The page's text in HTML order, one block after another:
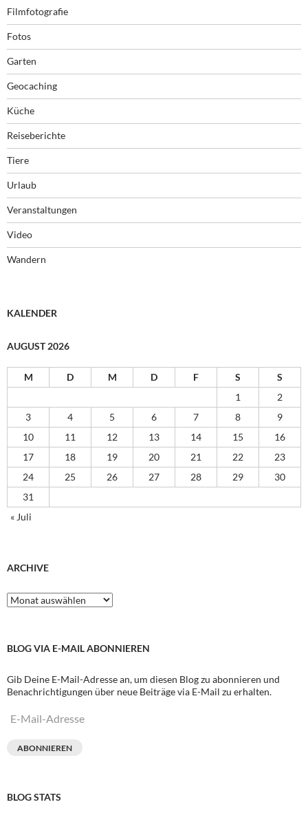
Filmfotografie
Fotos
Garten
Geocaching
Küche
Reiseberichte
Tiere
Urlaub
Veranstaltungen
Video
Wandern
KALENDER
AUGUST 2026
M D M D F S
S
1
2
3
4 5 6 7 8
9
10
11 12 13 14 15
16
17
18 19 20 21 22
23
24
25 26 27 28 29
30
31
« Juli
ARCHIVE
Archive
BLOG VIA E-MAIL ABONNIEREN
Gib Deine E-Mail-Adresse an, um diesen Blog zu abonnieren und
Benachrichtigungen über neue Beiträge via E-Mail zu erhalten.
E-
ABONNIEREN
BLOG STATS